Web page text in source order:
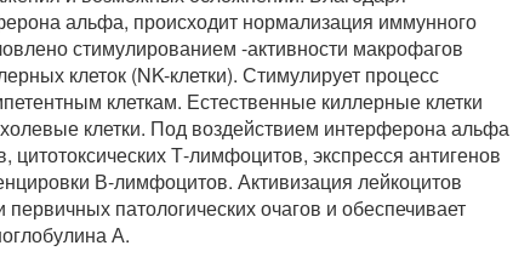
альфа, происходит нормализация иммунного
стимулированием -активности макрофагов
клеток (NK-клетки). Стимулирует процесс
клеткам. Естественные киллерные клетки
клетки. Под воздействием интерферона альфа
цитотоксических Т-лимфоцитов, экспресся антигенов
В-лимфоцитов. Активизация лейкоцитов
патологических очагов и обеспечивает
А.